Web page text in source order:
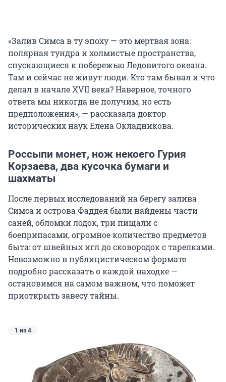
«Залив Симса в ту эпоху — это мертвая зона:
полярная тундра и холмистые пространства,
спускающиеся к побережью Ледовитого океана.
Там и сейчас не живут люди. Кто там бывал и что
делал в начале XVII века? Наверное, точного
ответа мы никогда не получим, но есть
предположения», — рассказала доктор
исторических наук Елена Окладникова.
Россыпи монет, нож некоего Гурия
Корзаева, два кусочка бумаги и
шахматы
После первых исследований на берегу залива
Симса и острова Фаддея были найдены части
саней, обломки лодок, три пищали с
боеприпасами, огромное количество предметов
быта: от швейных игл до сковородок с тарелками.
Невозможно в публицистическом формате
подробно рассказать о каждой находке —
остановимся на самом важном, что поможет
приоткрыть завесу тайны.
1 из 4